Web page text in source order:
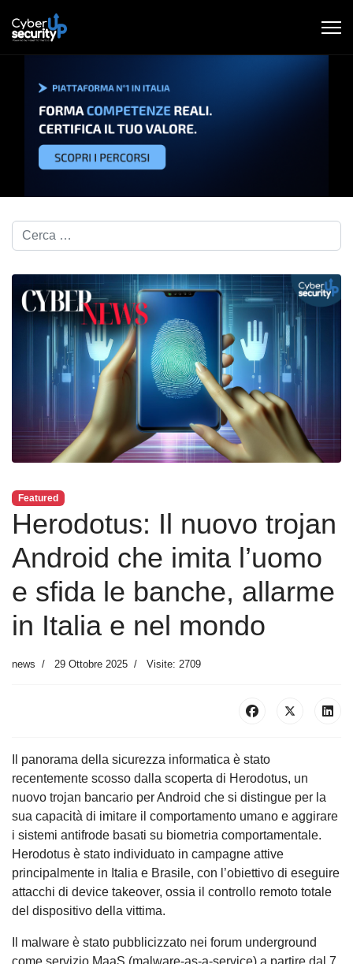
Cerca nel blog...
Featured
Herodotus: Il nuovo trojan
Android che imita l’uomo
e sfida le banche, allarme
in Italia e nel mondo
news 29 Ottobre 2025 Visite: 2709
Il panorama della sicurezza informatica è stato
recentemente scosso dalla scoperta di Herodotus, un
nuovo trojan bancario per Android che si distingue per la
sua capacità di imitare il comportamento umano e aggirare
i sistemi antifrode basati su biometria comportamentale.
Herodotus è stato individuato in campagne attive
principalmente in Italia e Brasile, con l’obiettivo di eseguire
attacchi di device takeover, ossia il controllo remoto totale
del dispositivo della vittima.
Il malware è stato pubblicizzato nei forum underground
come servizio MaaS (malware-as-a-service) a partire dal 7